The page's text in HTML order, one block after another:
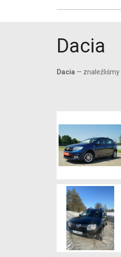
Dacia
Dacia — znaleźliśmy